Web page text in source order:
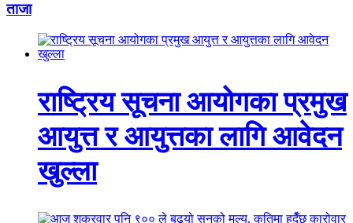
ताजा
राष्ट्रिय सूचना आयोगका प्रमुख
आयुत्त र आयुत्तका लागि आवेदन
खुल्ला